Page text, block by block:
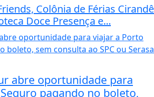
Colônia de Férias Cirandê
Doce Presença e...
abre oportunidade para
pagando no boleto,